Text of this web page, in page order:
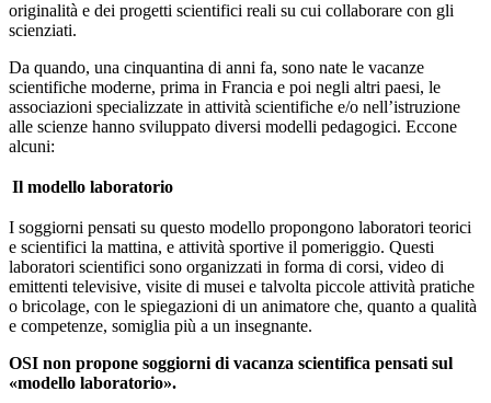
originalità e dei progetti scientifici reali su cui collaborare con gli
scienziati.
Da quando, una cinquantina di anni fa, sono nate le vacanze
scientifiche moderne, prima in Francia e poi negli altri paesi, le
associazioni specializzate in attività scientifiche e/o nell’istruzione
alle scienze hanno sviluppato diversi modelli pedagogici. Eccone
alcuni:
Il modello laboratorio
I soggiorni pensati su questo modello propongono laboratori teorici
e scientifici la mattina, e attività sportive il pomeriggio. Questi
laboratori scientifici sono organizzati in forma di corsi, video di
emittenti televisive, visite di musei e talvolta piccole attività pratiche
o bricolage, con le spiegazioni di un animatore che, quanto a qualità
e competenze, somiglia più a un insegnante.
OSI non propone soggiorni di vacanza scientifica pensati sul
«modello laboratorio».